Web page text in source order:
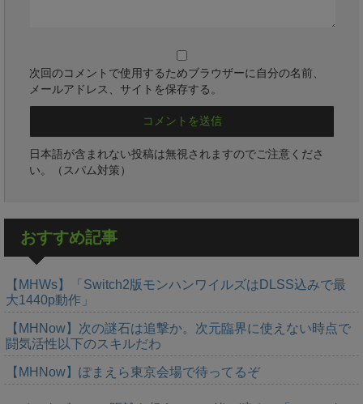
次回のコメントで使用するためブラウザーに自分の名前、
メールアドレス、サイトを保存する。
日本語が含まれない投稿は無視されますのでご注意くださ
い。（スパム対策）
おすすめ記事
【MHWs】「Switch2版モンハンワイルズはDLSS込みで最
大1440p動作」
【MHNow】次の謎石は追撃か。次元臨界に使えない時点で
闘気活性以下のスキルだわ
【MHNow】ぽまえら東京会場で待ってるぞ